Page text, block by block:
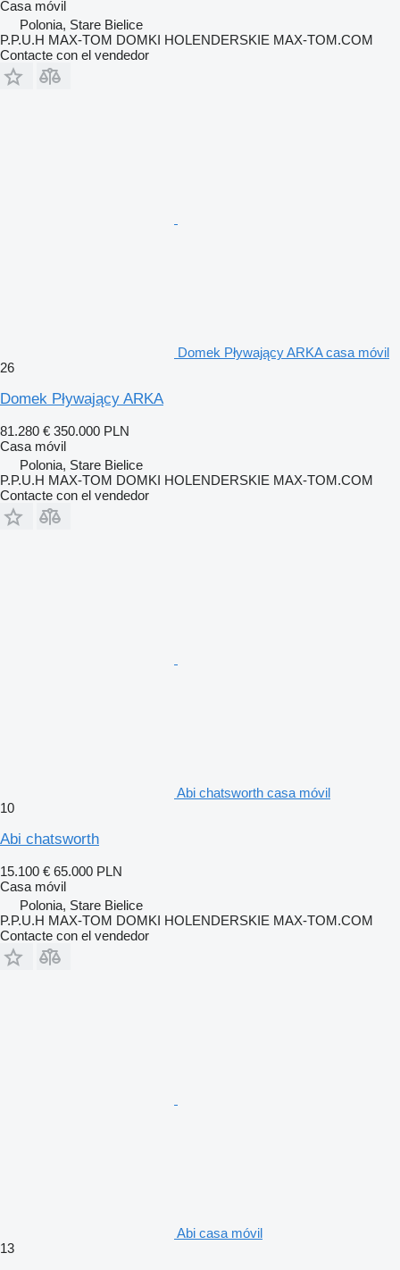
Casa móvil
Polonia, Stare Bielice
P.P.U.H MAX-TOM DOMKI HOLENDERSKIE MAX-TOM.COM
Contacte con el vendedor
Domek Pływający ARKA casa móvil
26
Domek Pływający ARKA
81.280 € 350.000 PLN
Casa móvil
Polonia, Stare Bielice
P.P.U.H MAX-TOM DOMKI HOLENDERSKIE MAX-TOM.COM
Contacte con el vendedor
Abi chatsworth casa móvil
10
Abi chatsworth
15.100 € 65.000 PLN
Casa móvil
Polonia, Stare Bielice
P.P.U.H MAX-TOM DOMKI HOLENDERSKIE MAX-TOM.COM
Contacte con el vendedor
Abi casa móvil
13